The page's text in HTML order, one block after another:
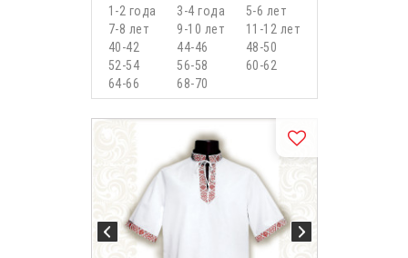
1-2 года
3-4 года
5-6 лет
7-8 лет
9-10 лет
11-12 лет
40-42
44-46
48-50
52-54
56-58
60-62
64-66
68-70